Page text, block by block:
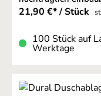
21,90 €* / Stück
100 Stück auf
Werktage